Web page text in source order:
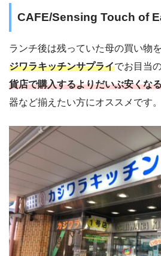
CAFE/Sensing Touch of
ランチ後は残っていた母の買い物
ジワラキッチンサプライでお目当
貨店で購入するよりだいぶ安くな
器など揃えたい方にオススメです。